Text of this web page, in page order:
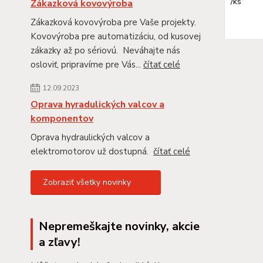
Zákazková kovovýroba
Zákazková kovovýroba pre Vaše projekty.
Kovovýroba pre automatizáciu, od kusovej
zákazky až po sériovú. Neváhajte nás
osloviť, pripravíme pre Vás... čítať celé
12.09.2023
Oprava hyradulických valcov a
komponentov
Oprava hydraulických valcov a
elektromotorov už dostupná. čítať celé
Zobraziť všetky novinky
Nepremeškajte novinky, akcie
a zľavy!